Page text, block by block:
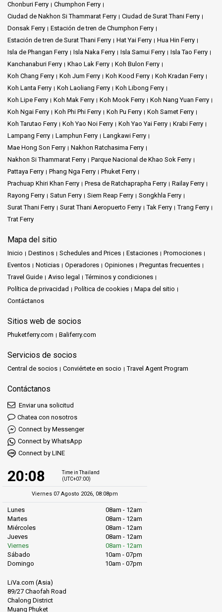
Chonburi Ferry
Chumphon Ferry
Ciudad de Nakhon Si Thammarat Ferry
Ciudad de Surat Thani Ferry
Donsak Ferry
Estación de tren de Chumphon Ferry
Estación de tren de Surat Thani Ferry
Hat Yai Ferry
Hua Hin Ferry
Isla de Phangan Ferry
Isla Naka Ferry Isla Samui Ferry
Isla Tao Ferry
Kanchanaburi Ferry
Khao Lak Ferry
Koh Bulon Ferry
Koh Chang Ferry
Koh Jum Ferry Koh Kood Ferry
Koh Kradan Ferry
Koh Lanta Ferry
Koh Laoliang Ferry
Koh Libong Ferry
Koh Lipe Ferry
Koh Mak Ferry Koh Mook Ferry
Koh Nang Yuan Ferry
Koh Ngai Ferry
Koh Phi Phi Ferry Koh Pu Ferry
Koh Samet Ferry
Koh Tarutao Ferry
Koh Yao Noi Ferry Koh Yao Yai Ferry
Krabi Ferry
Lampang Ferry
Lamphun Ferry
Langkawi Ferry
Mae Hong Son Ferry
Nakhon Ratchasima Ferry
Nakhon Si Thammarat Ferry
Parque Nacional de Khao Sok Ferry
Pattaya Ferry
Phang Nga Ferry
Phuket Ferry
Prachuap Khiri Khan Ferry
Presa de Ratchaprapha Ferry
Railay Ferry
Rayong Ferry
Satun Ferry Siem Reap Ferry
Songkhla Ferry
Surat Thani Ferry
Surat Thani Aeropuerto Ferry Tak Ferry
Trang Ferry
Trat Ferry
Mapa del sitio
Inicio Destinos Schedules and Prices Estaciones
Promociones
Eventos
Noticias Operadores Opiniones
Preguntas frecuentes
Travel Guide
Aviso legal
Términos y condiciones
Política de privacidad
Política de cookies
Mapa del sitio
Contáctanos
Sitios web de socios
Phuketferry.com Baliferry.com
Servicios de socios
Central de socios Conviértete en socio Travel Agent Program
Contáctanos
Enviar una solicitud
Chatea con nosotros
Connect by Messenger
Connect by WhatsApp
Connect by LINE
20:08
Time in Thailand
(UTC+07:00)
Viernes 07 Agosto 2026, 08:08pm
Lunes
08am - 12am
Martes
08am - 12am
Miércoles
08am - 12am
Jueves
08am - 12am
Viernes
08am - 12am
Sábado
10am - 07pm
Domingo
10am - 07pm
LiVa.com (Asia)
89/27 Chaofah Road
Chalong District
Muang Phuket